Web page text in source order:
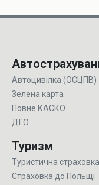
Автоцивілка (ОСЦПВ)
Зелена карта
Повне КАСКО
ДГО
Туризм
Туристична страховка
Страховка до Польщі